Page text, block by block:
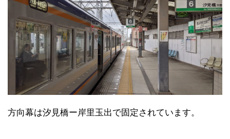
方向幕は汐見橋ー岸里玉出で固定されています。